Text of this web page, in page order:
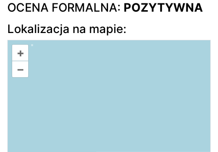
OCENA FORMALNA: POZYTYWNA
Lokalizacja na mapie:
+
–